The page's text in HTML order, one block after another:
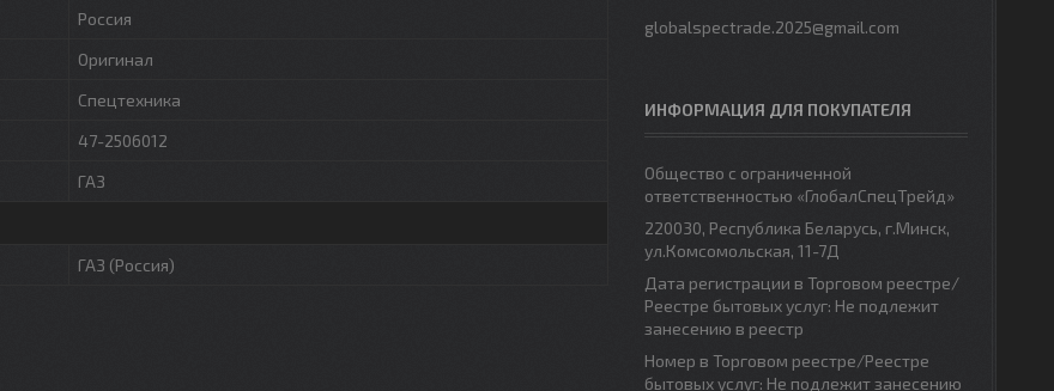
Россия
Оригинал
Спецтехника
47-2506012
ГАЗ
ГАЗ (Россия)
globalspectrade.2025@gmail.com
ИНФОРМАЦИЯ ДЛЯ ПОКУПАТЕЛЯ
Общество с ограниченной
ответственностью «ГлобалСпецТрейд»
220030, Республика Беларусь, г.Минск,
ул.Комсомольская, 11-7Д
Дата регистрации в Торговом реестре/
Реестре бытовых услуг: Не подлежит
занесению в реестр
Номер в Торговом реестре/Реестре
бытовых услуг: Не подлежит занесению